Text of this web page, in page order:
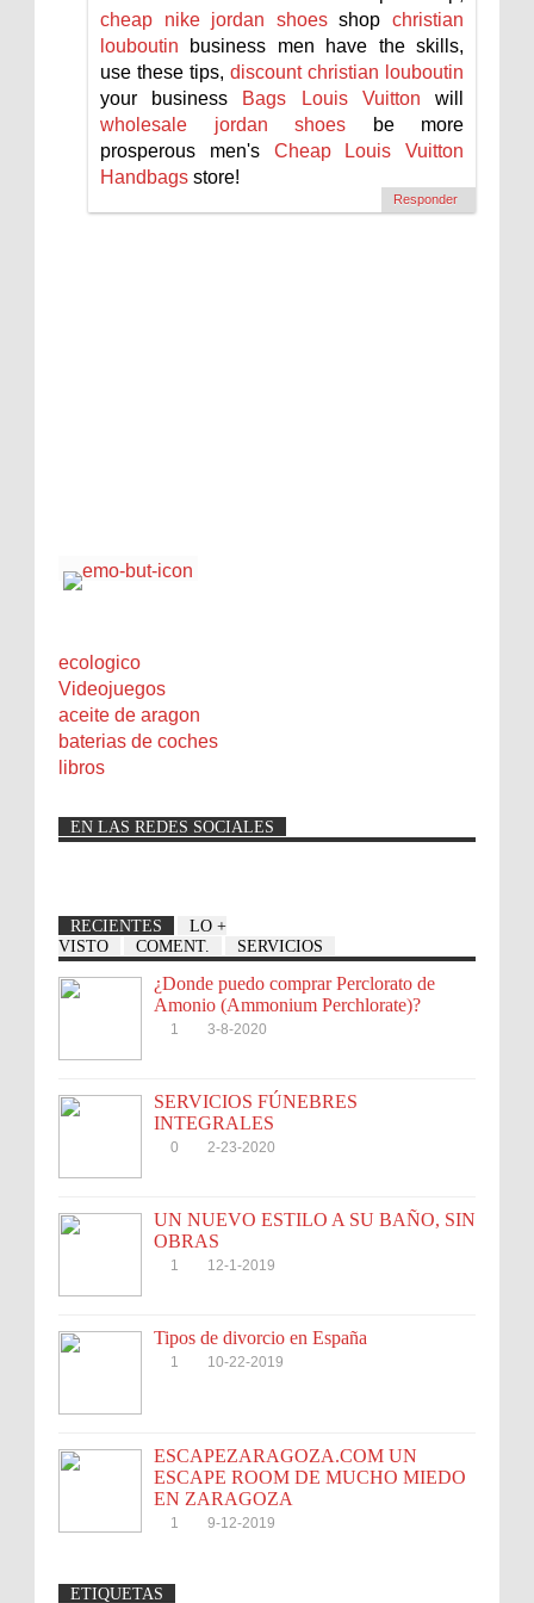
cheap nike jordan shoesshopchristian
louboutin business men have the skills,
use these tips, discount christian louboutin
your business Bags Louis Vuitton will
wholesale jordan shoes be more
prosperous men's Cheap Louis Vuitton
Handbags store!
Responder
ecologico
Videojuegos
aceite de aragon
baterias de coches
libros
EN LAS REDES SOCIALES
RECIENTES
LO +
VISTO
COMENT. SERVICIOS
¿Donde puedo comprar Perclorato de
Amonio (Ammonium Perchlorate)?
1 3-8-2020
SERVICIOS FÚNEBRES
INTEGRALES
0 2-23-2020
UN NUEVO ESTILO A SU BAÑO, SIN
OBRAS
1 12-1-2019
Tipos de divorcio en España
1 10-22-2019
ESCAPEZARAGOZA.COM UN
ESCAPE ROOM DE MUCHO MIEDO
EN ZARAGOZA
1 9-12-2019
ETIQUETAS